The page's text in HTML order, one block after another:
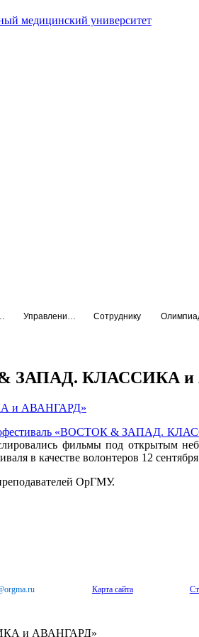
медицинский университет
Сотруднику
& ЗАПАД. КЛАССИКА
«ВОСТОК & ЗАПАД.
фильмы под открытым
в качестве волонтеров 12
ОрГМУ.
Карта сайта
и АВАНГАРД»